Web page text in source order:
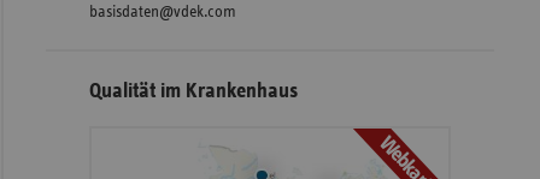
basisdaten@vdek.com
Qualität im Krankenhaus
Webkarte